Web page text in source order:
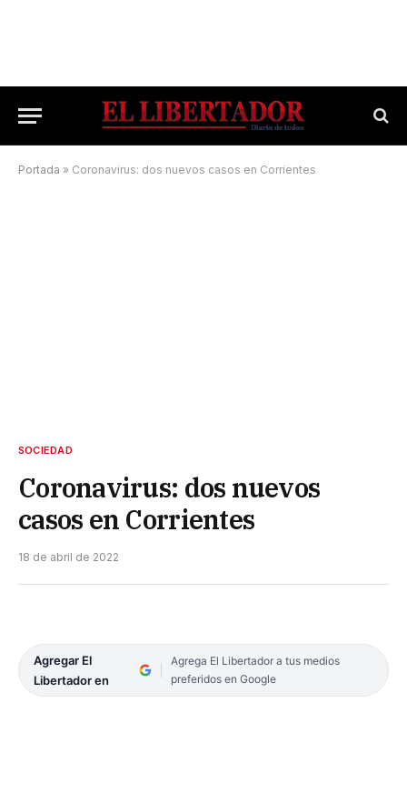
Portada » Coronavirus: dos nuevos casos en Corrientes
SOCIEDAD
Coronavirus: dos nuevos
casos en Corrientes
18 de abril de 2022
Agregar El
Libertador en
Agrega El Libertador a tus medios
preferidos en Google